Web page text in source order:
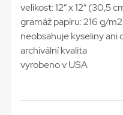
velikost: 12“ x 12“ (30,5
gramáž papíru: 216 g/m2
neobsahuje kyseliny ani
archivální kvalita
vyrobeno v USA